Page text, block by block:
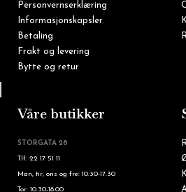
Personvernserklæring
Informasjonskapsler
Betaling
Frakt og levering
Bytte og retur
Våre butikker
STORGATA 28
Tlf: 22 17 51 11
Man, tir, ons og fre: 10.30-17.30
Tor: 10.30-18.00